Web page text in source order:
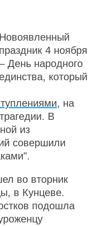
Новоявленный
праздник 4 ноября
День народного
который
, на
В
из
совершили
во вторник
в Кунцеве.
подошла